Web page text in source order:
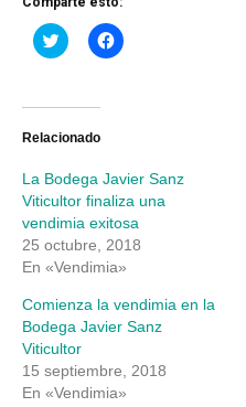
Haz
clic
Twitter
abre
ventana
nueva)
Haz
clic
ventana
nueva)
Relacionado
La Bodega Javier Sanz
Viticultor finaliza una
vendimia exitosa
25 octubre, 2018
En «Vendimia»
Comienza la vendimia en la
Bodega Javier Sanz
Viticultor
15 septiembre, 2018
En «Vendimia»